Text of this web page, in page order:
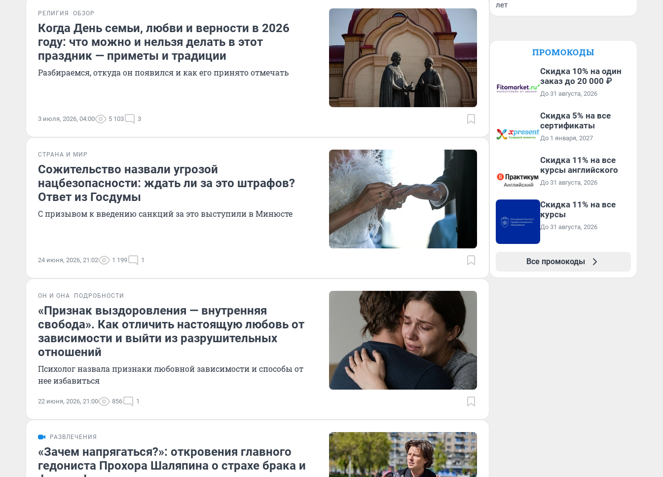
РЕЛИГИЯ ОБЗОР
Когда День семьи, любви и верности в 2026
году: что можно и нельзя делать в этот
праздник — приметы и традиции
Разбираемся, откуда он появился и как его принято отмечать
3 июля, 2026, 04:00 5 103 3
СТРАНА И МИР
Сожительство назвали угрозой
нацбезопасности: ждать ли за это штрафов?
Ответ из Госдумы
С призывом к введению санкций за это выступили в Минюсте
24 июня, 2026, 21:02 1 199 1
ОН И ОНА ПОДРОБНОСТИ
«Признак выздоровления — внутренняя
свобода». Как отличить настоящую любовь от
зависимости и выйти из разрушительных
отношений
Психолог назвала признаки любовной зависимости и способы от
нее избавиться
22 июня, 2026, 21:00 856 1
РАЗВЛЕЧЕНИЯ
«Зачем напрягаться?»: откровения главного
гедониста Прохора Шаляпина о страхе брака и
лет
ПРОМОКОДЫ
Скидка 10% на один
заказ до 20 000 ₽
До 31 августа, 2026
Скидка 5% на все
сертификаты
До 1 января, 2027
Скидка 11% на все
курсы английского
До 31 августа, 2026
Скидка 11% на все
курсы
До 31 августа, 2026
Все промокоды